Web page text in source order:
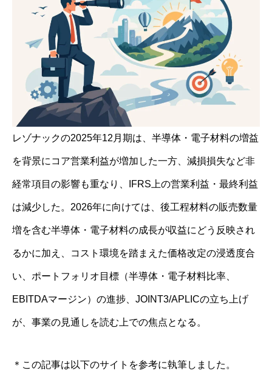
レゾナックの2025年12月期は、半導体・電子材料の増益
を背景にコア営業利益が増加した一方、減損損失など非
経常項目の影響も重なり、IFRS上の営業利益・最終利益
は減少した。2026年に向けては、後工程材料の販売数量
増を含む半導体・電子材料の成長が収益にどう反映され
るかに加え、コスト環境を踏まえた価格改定の浸透度合
い、ポートフォリオ目標（半導体・電子材料比率、
EBITDAマージン）の進捗、JOINT3/APLICの立ち上げ
が、事業の見通しを読む上での焦点となる。
＊この記事は以下のサイトを参考に執筆しました。